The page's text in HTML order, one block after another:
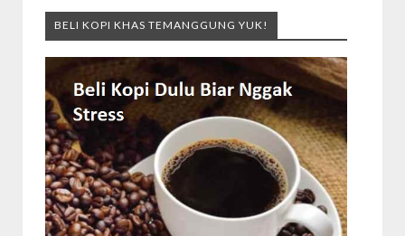
BELI KOPI KHAS TEMANGGUNG YUK!